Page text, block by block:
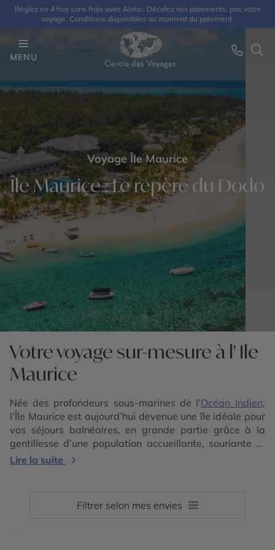
Réglez en 4 fois sans frais avec Alma : Décalez vos paiements, pas votre
voyage. Conditions disponibles au moment du paiement.
MENU
Voyage Île Maurice
Île Maurice : Le repère du Dodo
Votre voyage sur-mesure à l' Ile
Maurice
Née des profondeurs sous-marines de l’Océan Indien,
l’Île Maurice est aujourd’hui devenue une île idéale pour
vos séjours balnéaires, en grande partie grâce à la
gentillesse d’une population accueillante, souriante et
attentionnée. Ses eaux limpides et transparentes ainsi
ensemble un voyage qui vous ressemble. Nos experts
Lire la suite
Filtrer selon mes envies